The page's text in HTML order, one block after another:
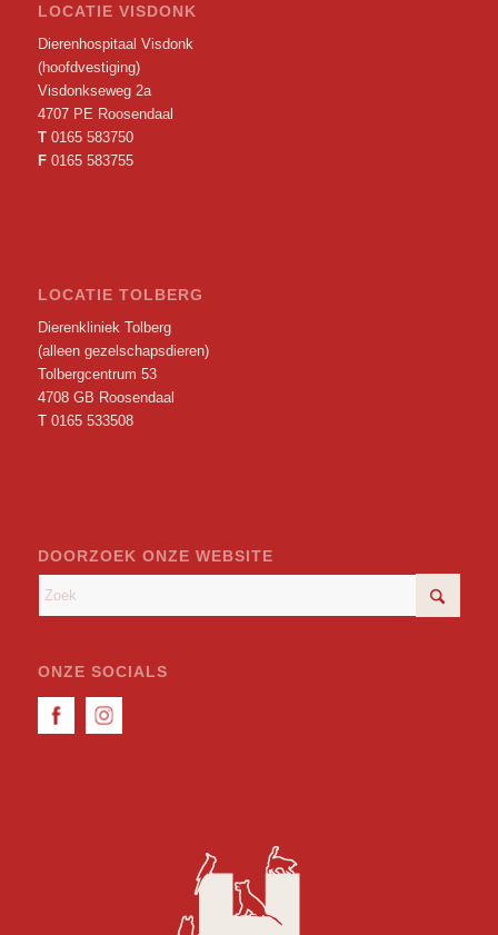
LOCATIE VISDONK
Dierenhospitaal Visdonk
(hoofdvestiging)
Visdonkseweg 2a
4707 PE Roosendaal
T 0165 583750
F 0165 583755
LOCATIE TOLBERG
Dierenkliniek Tolberg
(alleen gezelschapsdieren)
Tolbergcentrum 53
4708 GB Roosendaal
T 0165 533508
DOORZOEK ONZE WEBSITE
ONZE SOCIALS